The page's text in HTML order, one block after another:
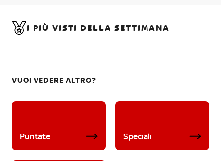
I PIÙ VISTI DELLA SETTIMANA
VUOI VEDERE ALTRO?
Puntate Speciali